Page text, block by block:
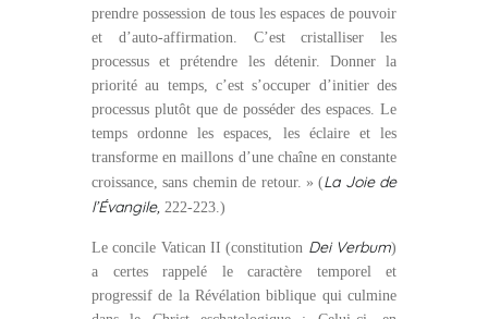
prendre possession de tous les espaces de pouvoir
et d’auto-affirmation. C’est cristalliser les
processus et prétendre les détenir. Donner la
priorité au temps, c’est s’occuper d’initier des
processus plutôt que de posséder des espaces. Le
temps ordonne les espaces, les éclaire et les
transforme en maillons d’une chaîne en constante
croissance, sans chemin de retour. » (La Joie de
l’Évangile, 222-223.)
Le concile Vatican II (constitution Dei Verbum)
a certes rappelé le caractère temporel et
progressif de la Révélation biblique qui culmine